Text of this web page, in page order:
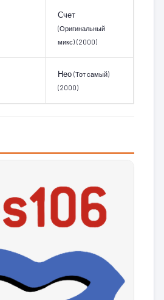
Счет
(Оригинальный
микс) (2000)
Нео (Тот самый)
(2000)